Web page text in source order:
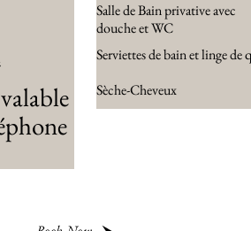
Salle de Bain privative avec
douche et WC
Serviettes de bain et linge de
Sèche-Cheveux